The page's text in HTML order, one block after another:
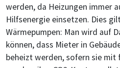
werden, da Heizungen immer
Hilfsenergie einsetzen. Dies
Wärmepumpen: Man wird auf
können, dass Mieter in
beheizt werden, sofern sie